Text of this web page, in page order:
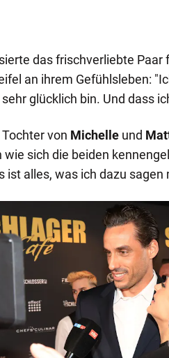
das frischverliebte Paar
an ihrem Gefühlsleben:
glücklich bin. Und dass
von Michelleund
sich die beiden
ist alles, was ich dazu sagen